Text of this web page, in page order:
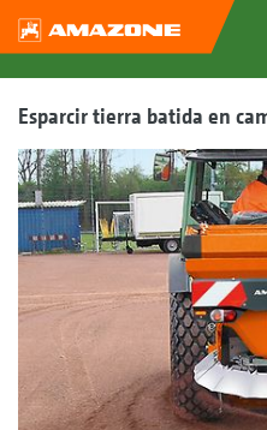
Esparcir tierra batida en